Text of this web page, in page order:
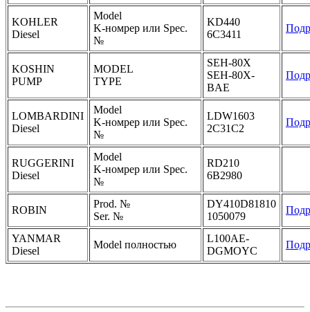
KOHLER
Diesel
Model
K-номрер или Spec.
№
KD440
6C3411
KOSHIN
PUMP
MODEL
TYPE
SEH-80X
SEH-80X-
BAE
LOMBARDINI
Diesel
Model
K-номрер или Spec.
№
LDW1603
2C31C2
RUGGERINI
Diesel
Model
K-номрер или Spec.
№
RD210
6B2980
ROBIN
Prod. №
Ser. №
DY410D81810
1050079
YANMAR
Diesel
Model полностью
L100AE-
DGMOYC